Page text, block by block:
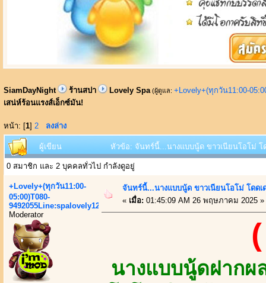
SiamDayNight ร้านสปา Lovely Spa (ผู้ดูแล: +Lovely+(ทุกวัน11:00-
เสน่ห์ร้อนแรงส์เอ็กซ์มัน!
หน้า: [1] 2 ลงล่าง
ผู้เขียน หัวข้อ: จันทร์นี้...นางแบบนู้ด ขาวเนียนโอโม่ โ
0 สมาชิก และ 2 บุคคลทั่วไป กำลังดูอยู่
+Lovely+(ทุกวัน11:00-
05:00)T080-
9492055Line:spalovely123
Moderator
จันทร์นี้...นางแบบนู้ด ขาวเนียนโอโม่ โดดเ
« เมื่อ: 01:45:09 AM 26 พฤษภาคม 2025 »
นางแบบนู้ดฝาก